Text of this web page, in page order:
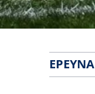
ΈΡΕΥΝΑ